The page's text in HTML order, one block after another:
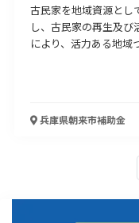
古民家を地域資源とし
し、古民家の再生及
により、活力ある地域
兵庫県朝来市補助金